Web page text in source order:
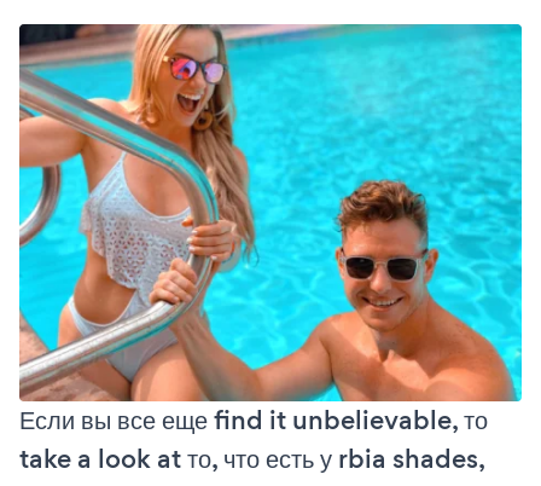
Если вы все еще find it unbelievable, то
take a look at то, что есть у rbia shades,